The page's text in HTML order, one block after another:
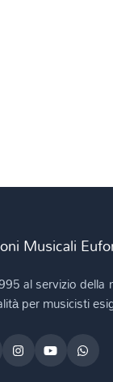
Musicali
al servizio della
per musicisti